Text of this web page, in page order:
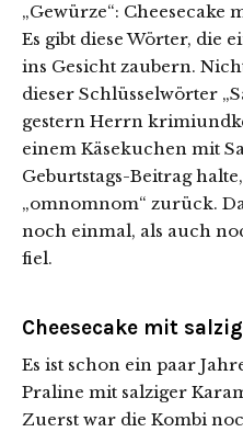
„Gewürze“: Cheesecake
Es gibt diese Wörter, die
ins Gesicht zaubern.
dieser Schlüsselwörter
gestern Herrn
einem Käsekuchen mit
Geburtstags-Beitrag
„omnomnom“ zurück.
noch einmal, als auch
fiel.
Cheesecake mit
Es ist schon ein paar
Praline mit salziger
Zuerst war die Kombi